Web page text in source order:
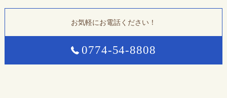
お気軽にお電話ください！
0774-54-8808